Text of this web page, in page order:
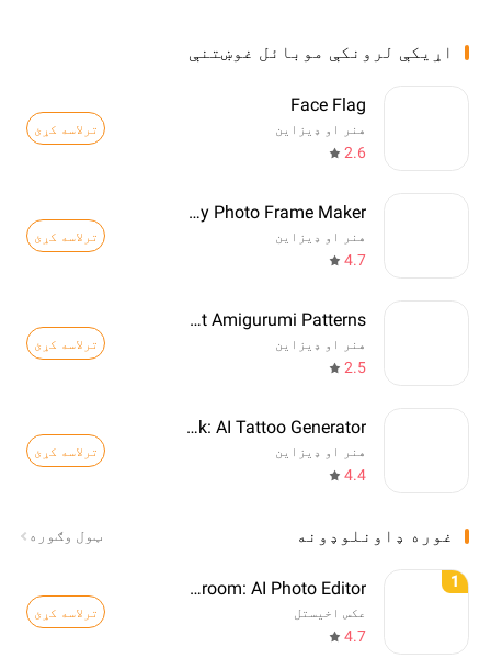
اړيکې لرونکې موبائل غوښتنې
Face Flag
هنر او ډیزاین
2.6
ترلاسه کړئ
Birthday Photo Frame Maker
هنر او ډیزاین
4.7
ترلاسه کړئ
Crochet Amigurumi Patterns
هنر او ډیزاین
2.5
ترلاسه کړئ
TattooInk: AI Tattoo Generator
هنر او ډیزاین
4.4
ترلاسه کړئ
غوره ډاونلوډونه ټول وګوره
1
Photoroom: AI Photo Editor
عکس اخیستل
4.7
ترلاسه کړئ